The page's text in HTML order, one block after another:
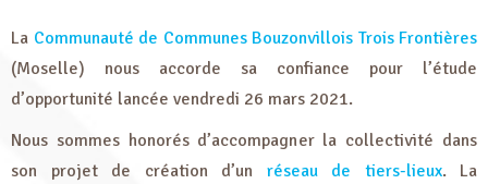
La Communauté de Communes Bouzonvillois Trois Frontières
(Moselle) nous accorde sa confiance pour l’étude
d’opportunité lancée vendredi 26 mars 2021.
Nous sommes honorés d’accompagner la collectivité dans
son projet de création d’un réseau de tiers-lieux. La